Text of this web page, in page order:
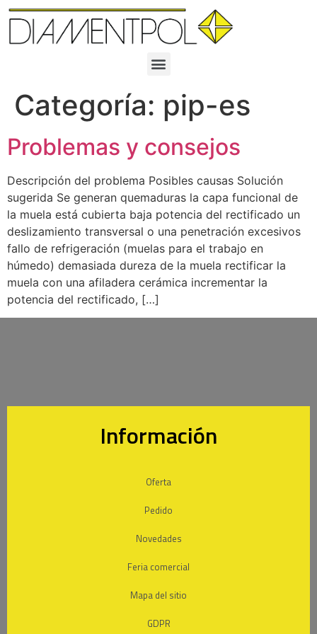
Categoría: pip-es
Problemas y consejos
Descripción del problema Posibles causas Solución
sugerida Se generan quemaduras la capa funcional de
la muela está cubierta baja potencia del rectificado un
deslizamiento transversal o una penetración excesivos
fallo de refrigeración (muelas para el trabajo en
húmedo) demasiada dureza de la muela rectificar la
muela con una afiladera cerámica incrementar la
potencia del rectificado, […]
Información
Oferta
Pedido
Novedades
Feria comercial
Mapa del sitio
GDPR